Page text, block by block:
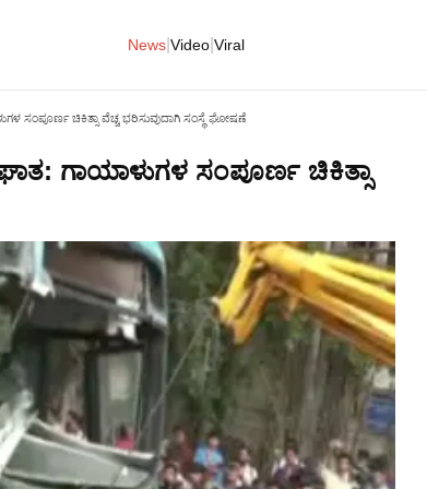
News Video Viral
ಸಂಪೂರ್ಣ ಚಿಕಿತ್ಸಾ ವೆಚ್ಚ ಭರಿಸುವುದಾಗಿ ಸಂಸ್ಥೆ ಘೋಷಣೆ
ಗಾಯಾಳುಗಳ ಸಂಪೂರ್ಣ ಚಿಕಿತ್ಸಾ